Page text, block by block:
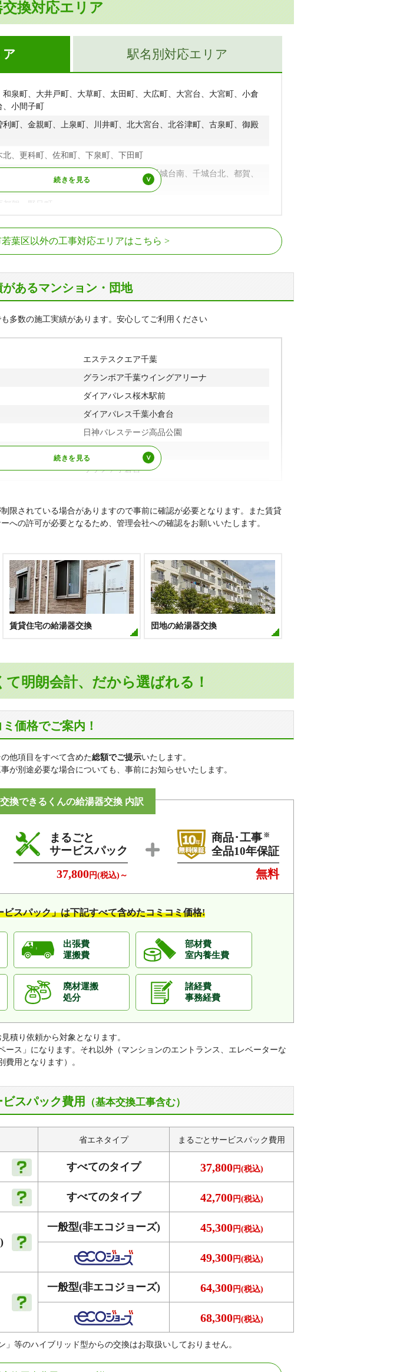
換対応エリア
ア
泉町、大井戸町、大草町、太田町、大広町、大宮台、大宮町、小倉
小間子町
利町、金親町、上泉町、川井町、北大宮台、北谷津町、古泉町、御殿
、更科町、佐和町、下泉町、下田町
田町、旦谷町、千城台東、千城台西、千城台南、千城台北、都賀、
田町
都賀、野呂町
駅名別対応エリア
動物公園駅、みつわ台駅、都賀駅、桜木駅、小倉台
駅、千城台北駅、千城台駅
葉区以外の工事対応エリアはこちら
あるマンション・団地
多数の施工実績があります。安心してご利用ください
エステスクエア千葉
グランボア千葉ウイングアリーナ
ダイアパレス桜木駅前
ダイアパレス千葉小倉台
日神パレステージ高品公園
モアクレスト千葉
リリファ小倉台
限されている場合がありますので事前に確認が必要となります。また賃貸
への許可が必要となるため、管理会社への確認をお願いいたします。
賃貸住宅の給湯器交換 団地の給湯器交換
明朗会計、だから選ばれる！
価格でご案内！
他項目をすべて含めた総額でご提示いたします。
が別途必要な場合についても、事前にお知らせいたします。
交換できるくんの給湯器交換 内訳
まるごと
サービスパック
37,800円(税込)～
商品･工事 ※
全品10年保証
無料
ビスパック」は下記すべて含めたコミコミ価格!
出張費
運搬費
部材費
室内養生費
廃材運搬
処分
諸経費
事務経費
積り依頼から対象となります。
ス」になります。それ以外（マンションのエントランス、エレベーターな
費用となります）。
スパック費用 （基本交換工事含む）
省エネタイプ まるごとサービスパック費用
すべてのタイプ 37,800円(税込)
すべてのタイプ 42,700円(税込)
一般型(非エコジョーズ) 45,300円(税込)
49,300円(税込)
一般型(非エコジョーズ) 64,300円(税込)
68,300円(税込)
等のハイブリッド型からの交換はお取扱いしておりません。